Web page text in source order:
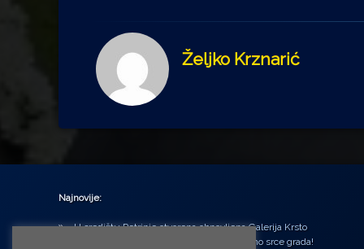
Željko Krznarić
Najnovije:
U središtu Petrinje otvorena obnovljena Galerija Krsto
Hegedušić: Kultura vraćena kući, u samo srce grada!